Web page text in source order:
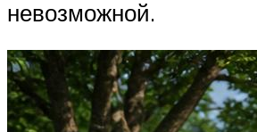
невозможной.